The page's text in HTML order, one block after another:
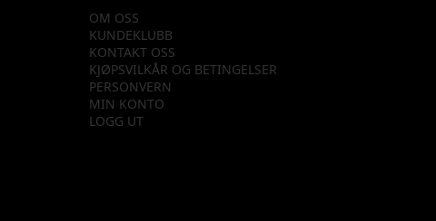
OM OSS
KUNDEKLUBB
KONTAKT OSS
KJØPSVILKÅR OG BETINGELSER
PERSONVERN
MIN KONTO
LOGG UT